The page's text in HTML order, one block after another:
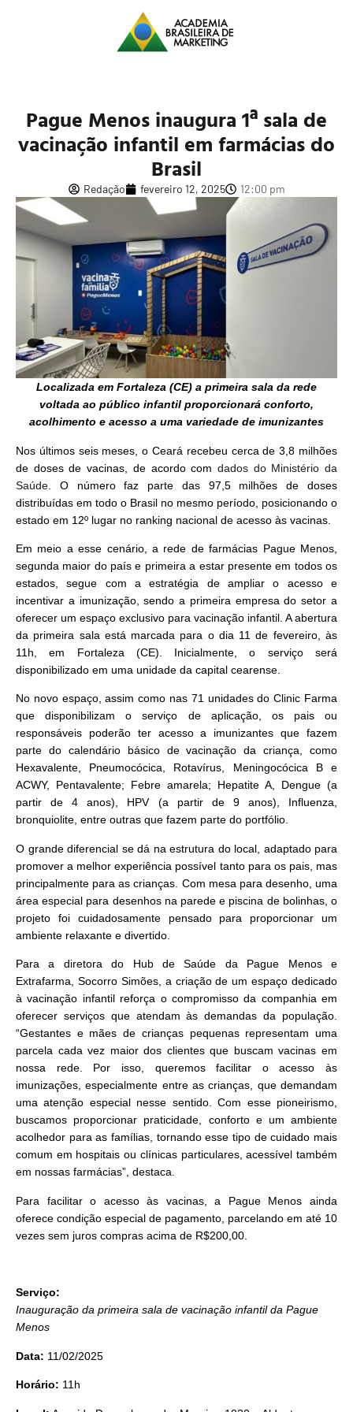
Pague Menos inaugura 1ª sala de
vacinação infantil em farmácias do
Brasil
Redação fevereiro 12, 2025 12:00 pm
Localizada em Fortaleza (CE) a primeira sala da rede
voltada ao público infantil proporcionará conforto,
acolhimento e acesso a uma variedade de imunizantes
Nos últimos seis meses, o Ceará recebeu cerca de 3,8 milhões
de doses de vacinas, de acordo com dados do Ministério da
Saúde . O número faz parte das 97,5 milhões de doses
distribuídas em todo o Brasil no mesmo período, posicionando o
estado em 12º lugar no ranking nacional de acesso às vacinas.
Em meio a esse cenário, a rede de farmácias Pague Menos,
segunda maior do país e primeira a estar presente em todos os
estados, segue com a estratégia de ampliar o acesso e
incentivar a imunização, sendo a primeira empresa do setor a
oferecer um espaço exclusivo para vacinação infantil. A abertura
da primeira sala está marcada para o dia 11 de fevereiro, às
11h, em Fortaleza (CE). Inicialmente, o serviço será
disponibilizado em uma unidade da capital cearense.
No novo espaço, assim como nas 71 unidades do Clinic Farma
que disponibilizam o serviço de aplicação, os pais ou
responsáveis poderão ter acesso a imunizantes que fazem
parte do calendário básico de vacinação da criança, como
Hexavalente, Pneumocócica, Rotavírus, Meningocócica B e
ACWY, Pentavalente; Febre amarela; Hepatite A, Dengue (a
partir de 4 anos), HPV (a partir de 9 anos), Influenza,
bronquiolite, entre outras que fazem parte do portfólio.
O grande diferencial se dá na estrutura do local, adaptado para
promover a melhor experiência possível tanto para os pais, mas
principalmente para as crianças. Com mesa para desenho, uma
área especial para desenhos na parede e piscina de bolinhas, o
projeto foi cuidadosamente pensado para proporcionar um
ambiente relaxante e divertido.
Para a diretora do Hub de Saúde da Pague Menos e
Extrafarma, Socorro Simões, a criação de um espaço dedicado
à vacinação infantil reforça o compromisso da companhia em
oferecer serviços que atendam às demandas da população.
“Gestantes e mães de crianças pequenas representam uma
parcela cada vez maior dos clientes que buscam vacinas em
nossa rede. Por isso, queremos facilitar o acesso às
imunizações, especialmente entre as crianças, que demandam
uma atenção especial nesse sentido. Com esse pioneirismo,
buscamos proporcionar praticidade, conforto e um ambiente
acolhedor para as famílias, tornando esse tipo de cuidado mais
comum em hospitais ou clínicas particulares, acessível também
em nossas farmácias”, destaca.
Para facilitar o acesso às vacinas, a Pague Menos ainda
oferece condição especial de pagamento, parcelando em até 10
vezes sem juros compras acima de R$200,00.
Serviço:
Inauguração da primeira sala de vacinação infantil da Pague
Menos
Data: 11/02/2025
Horário: 11h